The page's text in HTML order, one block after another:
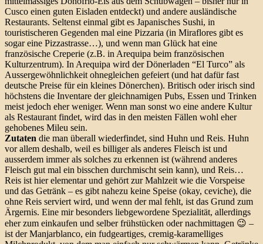
Cusco einen guten Eisladen entdeckt) und andere ausländische
Restaurants. Seltenst einmal gibt es Japanisches Sushi, in
touristischeren Gegenden mal eine Pizzaria (in Miraflores gibt es
sogar eine Pizzastrasse…), und wenn man Glück hat eine
französische Creperie (z.B. in Arequipa beim französischen
Kulturzentrum). In Arequipa wird der Dönerladen “El Turco” als
Aussergewöhnlichkeit ohnegleichen gefeiert (und hat dafür fast
deutsche Preise für ein kleines Dönerchen). Britisch oder irisch sind
höchstens die Inventare der gleichnamigen Pubs, Essen und Trinken
meist jedoch eher weniger. Wenn man sonst wo eine andere Kultur
als Restaurant findet, wird das in den meisten Fällen wohl eher
gehobenes Mileu sein.
Zutaten die man überall wiederfindet, sind Huhn und Reis. Huhn
vor allem deshalb, weil es billiger als anderes Fleisch ist und
ausserdem immer als solches zu erkennen ist (während anderes
Fleisch gut mal ein bisschen durchmischt sein kann), und Reis…
Reis ist hier elementar und gehört zur Mahlzeit wie die Vorspeise
und das Getränk – es gibt nahezu keine Speise (okay, ceviche), die
ohne Reis serviert wird, und wenn der mal fehlt, ist das Grund zum
Ärgernis. Eine mir besonders liebgewordene Spezialität, allerdings
eher zum einkaufen und selber frühstücken oder nachmittagen 😉 –
ist der Manjarblanco, ein fudgeartiges, cremig-karamelliges